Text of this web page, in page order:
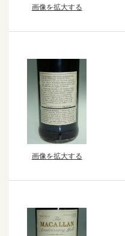
画像を拡大する
画像を拡大する